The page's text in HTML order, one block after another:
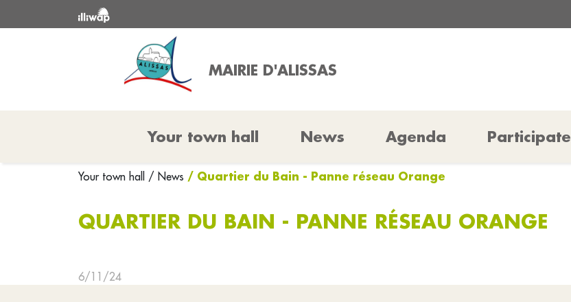
MAIRIE D'ALISSAS
Your town hall News Agenda Participate
Your town hall / News / Quartier du Bain - Panne réseau Orange
QUARTIER DU BAIN - PANNE RÉSEAU ORANGE
6/11/24